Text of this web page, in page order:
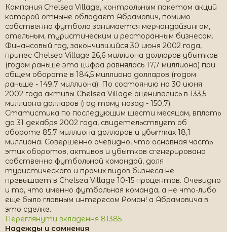
Компания Chelsea Village, контрольным пакетом акций
которой отныне обладает Абрамович, помимо
собственно футбола занимается мерчандайзингом,
отельным, туристическим и ресторанным бизнесом.
Финансовый год, закончившийся 30 июня 2002 года,
принес Chelsea Village 26,6 миллиона долларов убытков
(годом раньше эта цифра равнялась 17,7 миллиона) при
общем обороте в 184,5 миллиона долларов (годом
раньше - 149,7 миллиона). По состоянию на 30 июня
2002 года активы Chelsea Village оценивались в 133,5
миллиона долларов (год тому назад - 150,7).
Статистика по последующим шести месяцам, вплоть
до 31 декабря 2002 года, свидетельствует об
обороте 85,7 миллиона долларов и убытках 18,1
миллиона. Совершенно очевидно, что основная часть
этих оборотов, активов и убытков сгенерирована
собственно футбольной командой, доля
туристического и прочих видов бизнеса не
превышает в Chelsea Village 10-15 процентов. Очевидно
и то, что именно футбольная команда, а не что-либо
еще было главным интересом Роман! а Абрамовича в
это сделке.
Переглянути вкладення 81385
Надежды и сомнения